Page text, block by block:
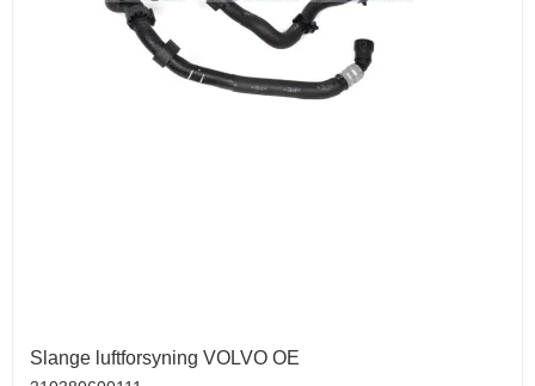
Slange luftforsyning VOLVO OE